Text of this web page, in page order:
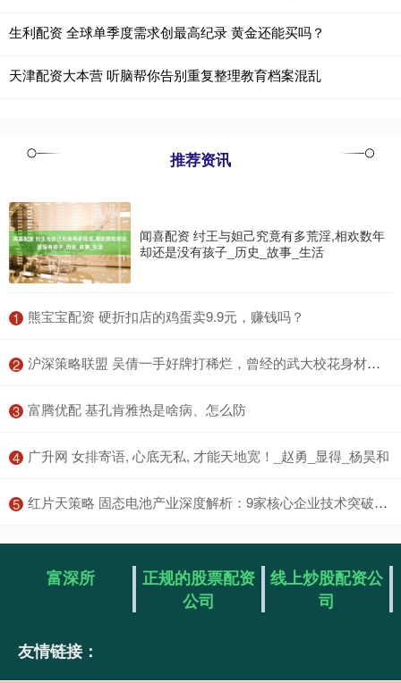
生利配资 全球单季度需求创最高纪录 黄金还能买吗？
天津配资大本营 听脑帮你告别重复整理教育档案混乱
推荐资讯
闻喜配资 纣王与妲己究竟有多荒淫,相欢数年
却还是没有孩子_历史_故事_生活
1 ​熊宝宝配资 硬折扣店的鸡蛋卖9.9元，赚钱吗？
2 ​沪深策略联盟 吴倩一手好牌打稀烂，曾经的武大校花身材发福变素人灵气星相全无
3 ​富腾优配 基孔肯雅热是啥病、怎么防
4 ​广升网 女排寄语, 心底无私, 才能天地宽！_赵勇_显得_杨昊和
5 ​红片天策略 ​​固态电池产业深度解析：9家核心企业技术突破与市场格局
富深所
正规的股票配资
公司
线上炒股配资公
司
友情链接：